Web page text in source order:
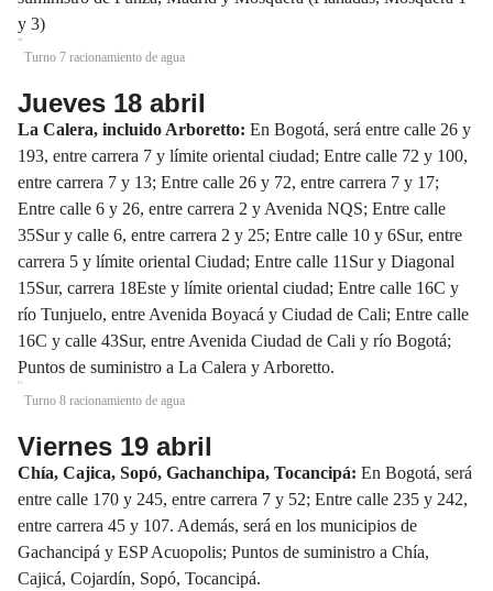
y 3)
Turno 7 racionamiento de agua
Jueves 18 abril
La Calera, incluido Arboretto: En Bogotá, será entre calle 26 y
193, entre carrera 7 y límite oriental ciudad; Entre calle 72 y 100,
entre carrera 7 y 13; Entre calle 26 y 72, entre carrera 7 y 17;
Entre calle 6 y 26, entre carrera 2 y Avenida NQS; Entre calle
35Sur y calle 6, entre carrera 2 y 25; Entre calle 10 y 6Sur, entre
carrera 5 y límite oriental Ciudad; Entre calle 11Sur y Diagonal
15Sur, carrera 18Este y límite oriental ciudad; Entre calle 16C y
río Tunjuelo, entre Avenida Boyacá y Ciudad de Cali; Entre calle
16C y calle 43Sur, entre Avenida Ciudad de Cali y río Bogotá;
Puntos de suministro a La Calera y Arboretto.
Turno 8 racionamiento de agua
Viernes 19 abril
Chía, Cajica, Sopó, Gachanchipa, Tocancipá: En Bogotá, será
entre calle 170 y 245, entre carrera 7 y 52; Entre calle 235 y 242,
entre carrera 45 y 107. Además, será en los municipios de
Gachancipá y ESP Acuopolis; Puntos de suministro a Chía,
Cajicá, Cojardín, Sopó, Tocancipá.